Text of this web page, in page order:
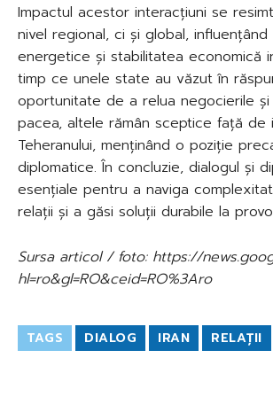
Impactul acestor interacțiuni se
nivel regional, ci și global,
energetice și stabilitatea economică
timp ce unele state au văzut în
oportunitate de a relua negocierile
pacea, altele rămân sceptice față de
Teheranului, menținând o poziție
diplomatice. În concluzie, dialogul și
esențiale pentru a naviga
relații și a găsi soluții durabile la
Sursa articol / foto: https://
hl=ro&gl=RO&ceid=RO%3Aro
TAGS DIALOG IRAN RELAȚII